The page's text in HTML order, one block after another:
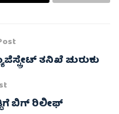
ತನಿಖೆ ಚುರುಕು
ಬಿಗ್ ರಿಲೀಫ್